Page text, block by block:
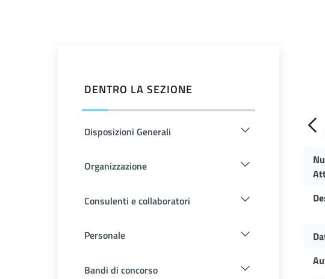
DENTRO LA SEZIONE
Disposizioni Generali
Organizzazione
Consulenti e collaboratori
Personale
Bandi di concorso